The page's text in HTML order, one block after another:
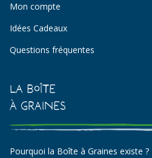
Mon compte
Idées Cadeaux
Questions fréquentes
La Boîte
à Graines
Pourquoi la Boîte à Graines existe ?